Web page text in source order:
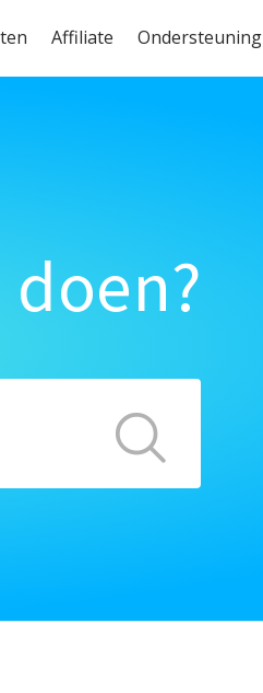
Affiliate Ondersteuning